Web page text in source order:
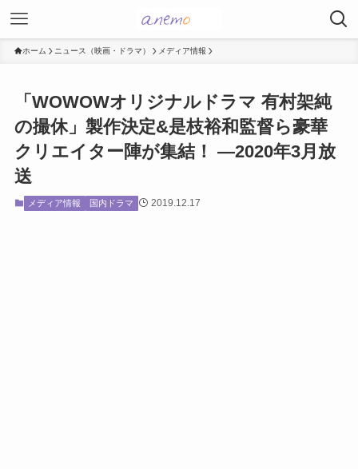
ホーム ニュース（映画・ドラマ） メディア情報
「WOWOWオリジナルドラマ 有村架純
の撮休」製作決定&是枝裕和監督ら豪華
クリエイター陣が集結！ ―2020年3月放
送
メディア情報 国内ドラマ 2019.12.17